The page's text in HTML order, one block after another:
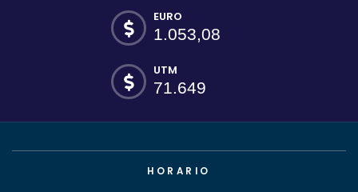
EURO
1.053,08
UTM
71.649
HORARIO